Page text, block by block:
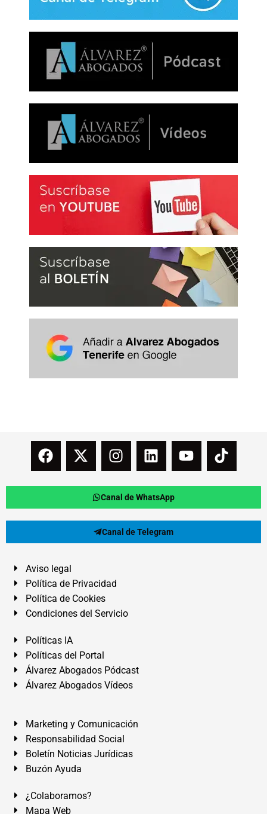
Canal de WhatsApp
Canal de Telegram
Aviso legal
Política de Privacidad
Política de Cookies
Condiciones del Servicio
Políticas IA
Políticas del Portal
Álvarez Abogados Pódcast
Álvarez Abogados Vídeos
Marketing y Comunicación
Responsabilidad Social
Boletín Noticias Jurídicas
Buzón Ayuda
¿Colaboramos?
Mapa Web